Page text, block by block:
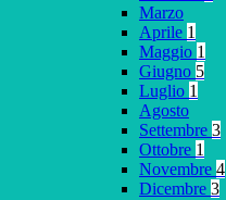
Marzo
Aprile 1
Maggio 1
Giugno 5
Luglio 1
Agosto
Settembre 3
Ottobre 1
Novembre 4
Dicembre 3